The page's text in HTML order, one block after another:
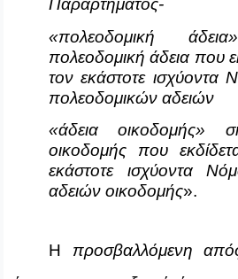
Παραρτήματος-
«πολεοδομική
πολεοδομική άδεια που
τον εκάστοτε ισχύοντα
πολεοδομικών αδειών
«άδεια οικοδομής»
οικοδομής που
εκάστοτε ισχύοντα
αδειών οικοδομής».
Η προσβαλλόμενη